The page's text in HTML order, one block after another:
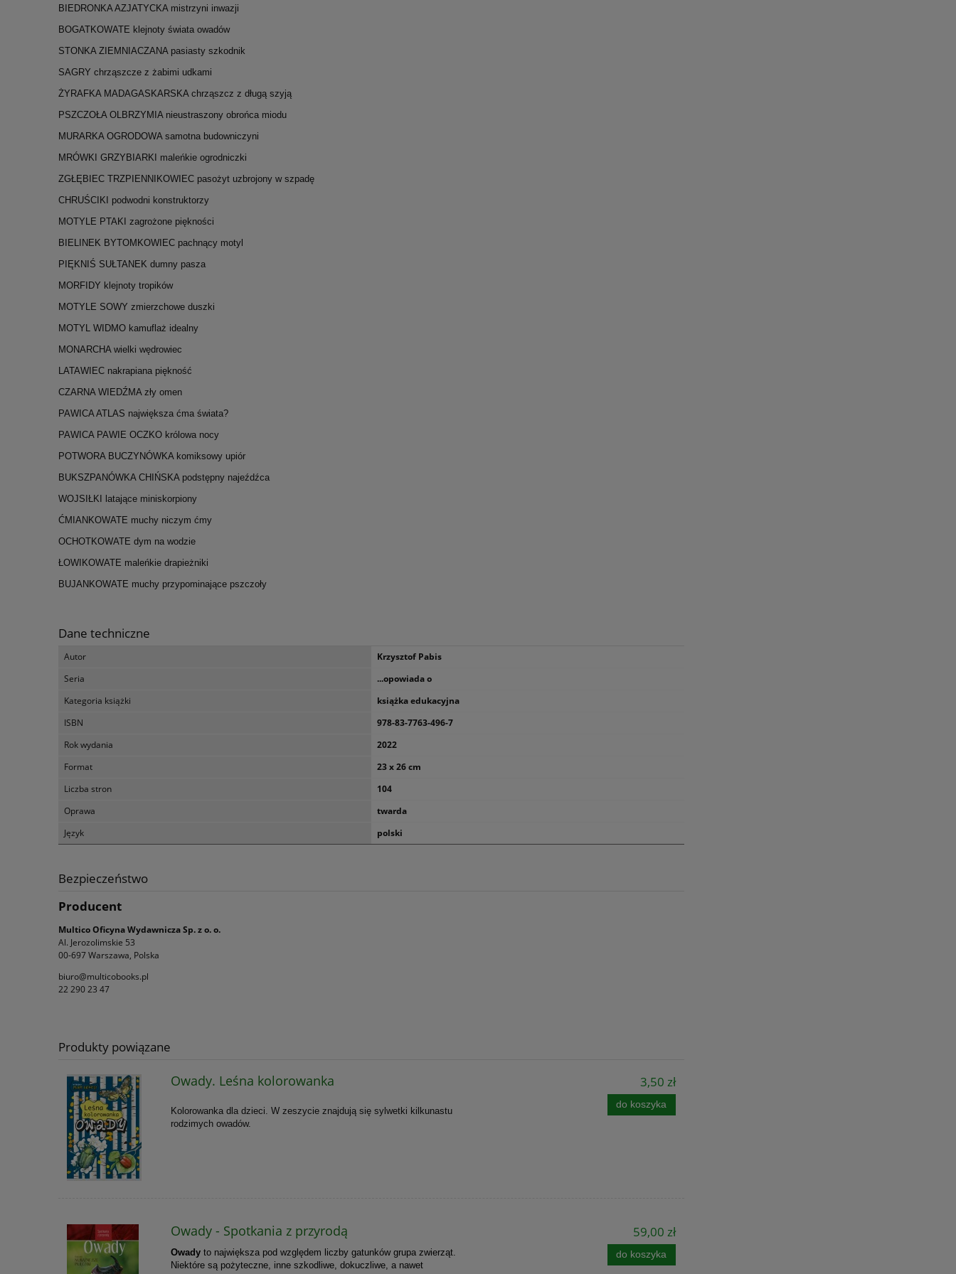
BIEDRONKA AZJATYCKA mistrzyni inwazji
BOGATKOWATE klejnoty świata owadów
STONKA ZIEMNIACZANA pasiasty szkodnik
SAGRY chrząszcze z żabimi udkami
ŻYRAFKA MADAGASKARSKA chrząszcz z długą szyją
PSZCZOŁA OLBRZYMIA nieustraszony obrońca miodu
MURARKA OGRODOWA samotna budowniczyni
MRÓWKI GRZYBIARKI maleńkie ogrodniczki
ZGŁĘBIEC TRZPIENNIKOWIEC pasożyt uzbrojony w szpadę
CHRUŚCIKI podwodni konstruktorzy
MOTYLE PTAKI zagrożone piękności
BIELINEK BYTOMKOWIEC pachnący motyl
PIĘKNIŚ SUŁTANEK dumny pasza
MORFIDY klejnoty tropików
MOTYLE SOWY zmierzchowe duszki
MOTYL WIDMO kamuflaż idealny
MONARCHA wielki wędrowiec
LATAWIEC nakrapiana piękność
CZARNA WIEDŹMA zły omen
PAWICA ATLAS największa ćma świata?
PAWICA PAWIE OCZKO królowa nocy
POTWORA BUCZYNÓWKA komiksowy upiór
BUKSZPANÓWKA CHIŃSKA podstępny najeźdźca
WOJSIŁKI latające miniskorpiony
ĆMIANKOWATE muchy niczym ćmy
OCHOTKOWATE dym na wodzie
ŁOWIKOWATE maleńkie drapieżniki
BUJANKOWATE muchy przypominające pszczoły
Dane techniczne
Autor
Krzysztof Pabis
Seria
...opowiada o
Kategoria książki
książka edukacyjna
ISBN
978-83-7763-496-7
Rok wydania
2022
Format
23 x 26 cm
Liczba stron
104
Oprawa
twarda
Język
polski
Bezpieczeństwo
Producent
Multico Oficyna Wydawnicza Sp. z o. o.
Al. Jerozolimskie 53
00-697 Warszawa, Polska
biuro@multicobooks.pl
22 290 23 47
Produkty powiązane
Owady. Leśna kolorowanka
Kolorowanka dla dzieci. W zeszycie znajdują się sylwetki kilkunastu
rodzimych owadów.
3,50 zł
do koszyka
Owady - Spotkania z przyrodą
Owadyto największa pod względem liczby gatunków grupa zwierząt.
Niektóre są pożyteczne, inne szkodliwe, dokuczliwe, a nawet
59,00 zł
do koszyka